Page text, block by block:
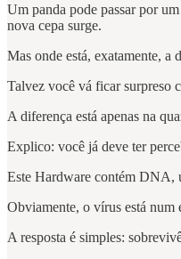
Um panda pode passar por
nova cepa surge.
Mas onde está, exatamente, a
Talvez você vá ficar surpreso
A diferença está apenas na
Explico: você já deve ter
Este Hardware contém DNA,
Obviamente, o vírus está num
A resposta é simples: